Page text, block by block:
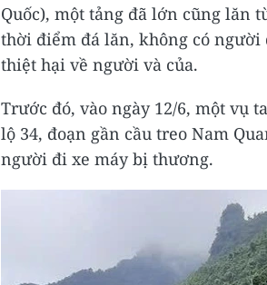
Quốc), một tảng đã lớn cũng lăn
thời điểm đá lăn, không có
thiệt hại về người và của.
Trước đó, vào ngày 12/6, một vụ
lộ 34, đoạn gần cầu treo Nam
người đi xe máy bị thương.